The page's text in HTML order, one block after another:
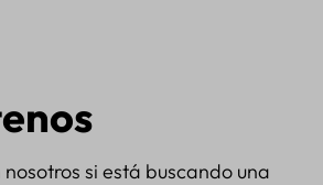
si está buscando una